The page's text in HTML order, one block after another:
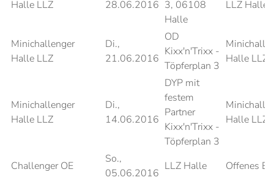
Halle LLZ 28.06.2016 3, 06108
Halle
LLZ Halle
Minichallenger
Halle LLZ
Di.,
21.06.2016
OD
Kixx'n'Trixx -
Töpferplan 3
Halle LLZ
Minichallenger
Halle LLZ
Di.,
14.06.2016
DYP mit
festem
Partner
Kixx'n'Trixx -
Töpferplan 3
Halle LLZ
Challenger OE
So.,
05.06.2016
LLZ Halle Offenes